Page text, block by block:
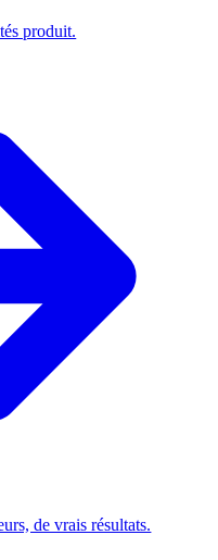
produit.
de vrais résultats.